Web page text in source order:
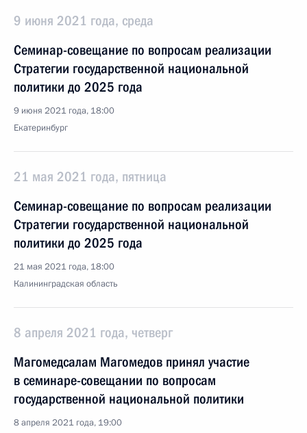
9 июня 2021 года, среда
Семинар-совещание по вопросам реализации
Стратегии государственной национальной
политики до 2025 года
9 июня 2021 года, 18:00
Екатеринбург
21 мая 2021 года, пятница
Семинар-совещание по вопросам реализации
Стратегии государственной национальной
политики до 2025 года
21 мая 2021 года, 18:00
Калининградская область
8 апреля 2021 года, четверг
Магомедсалам Магомедов принял участие
в семинаре-совещании по вопросам
государственной национальной политики
8 апреля 2021 года, 19:00